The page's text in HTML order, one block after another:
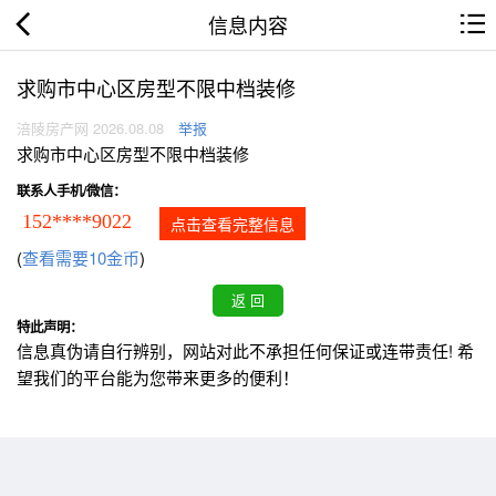
信息内容
求购市中心区房型不限中档装修
涪陵房产网 2026.08.08 举报
求购市中心区房型不限中档装修
联系人手机/微信：
152****9022 点击查看完整信息
(查看需要10金币)
特此声明：
信息真伪请自行辨别，网站对此不承担任何保证或连带责任! 希
望我们的平台能为您带来更多的便利！